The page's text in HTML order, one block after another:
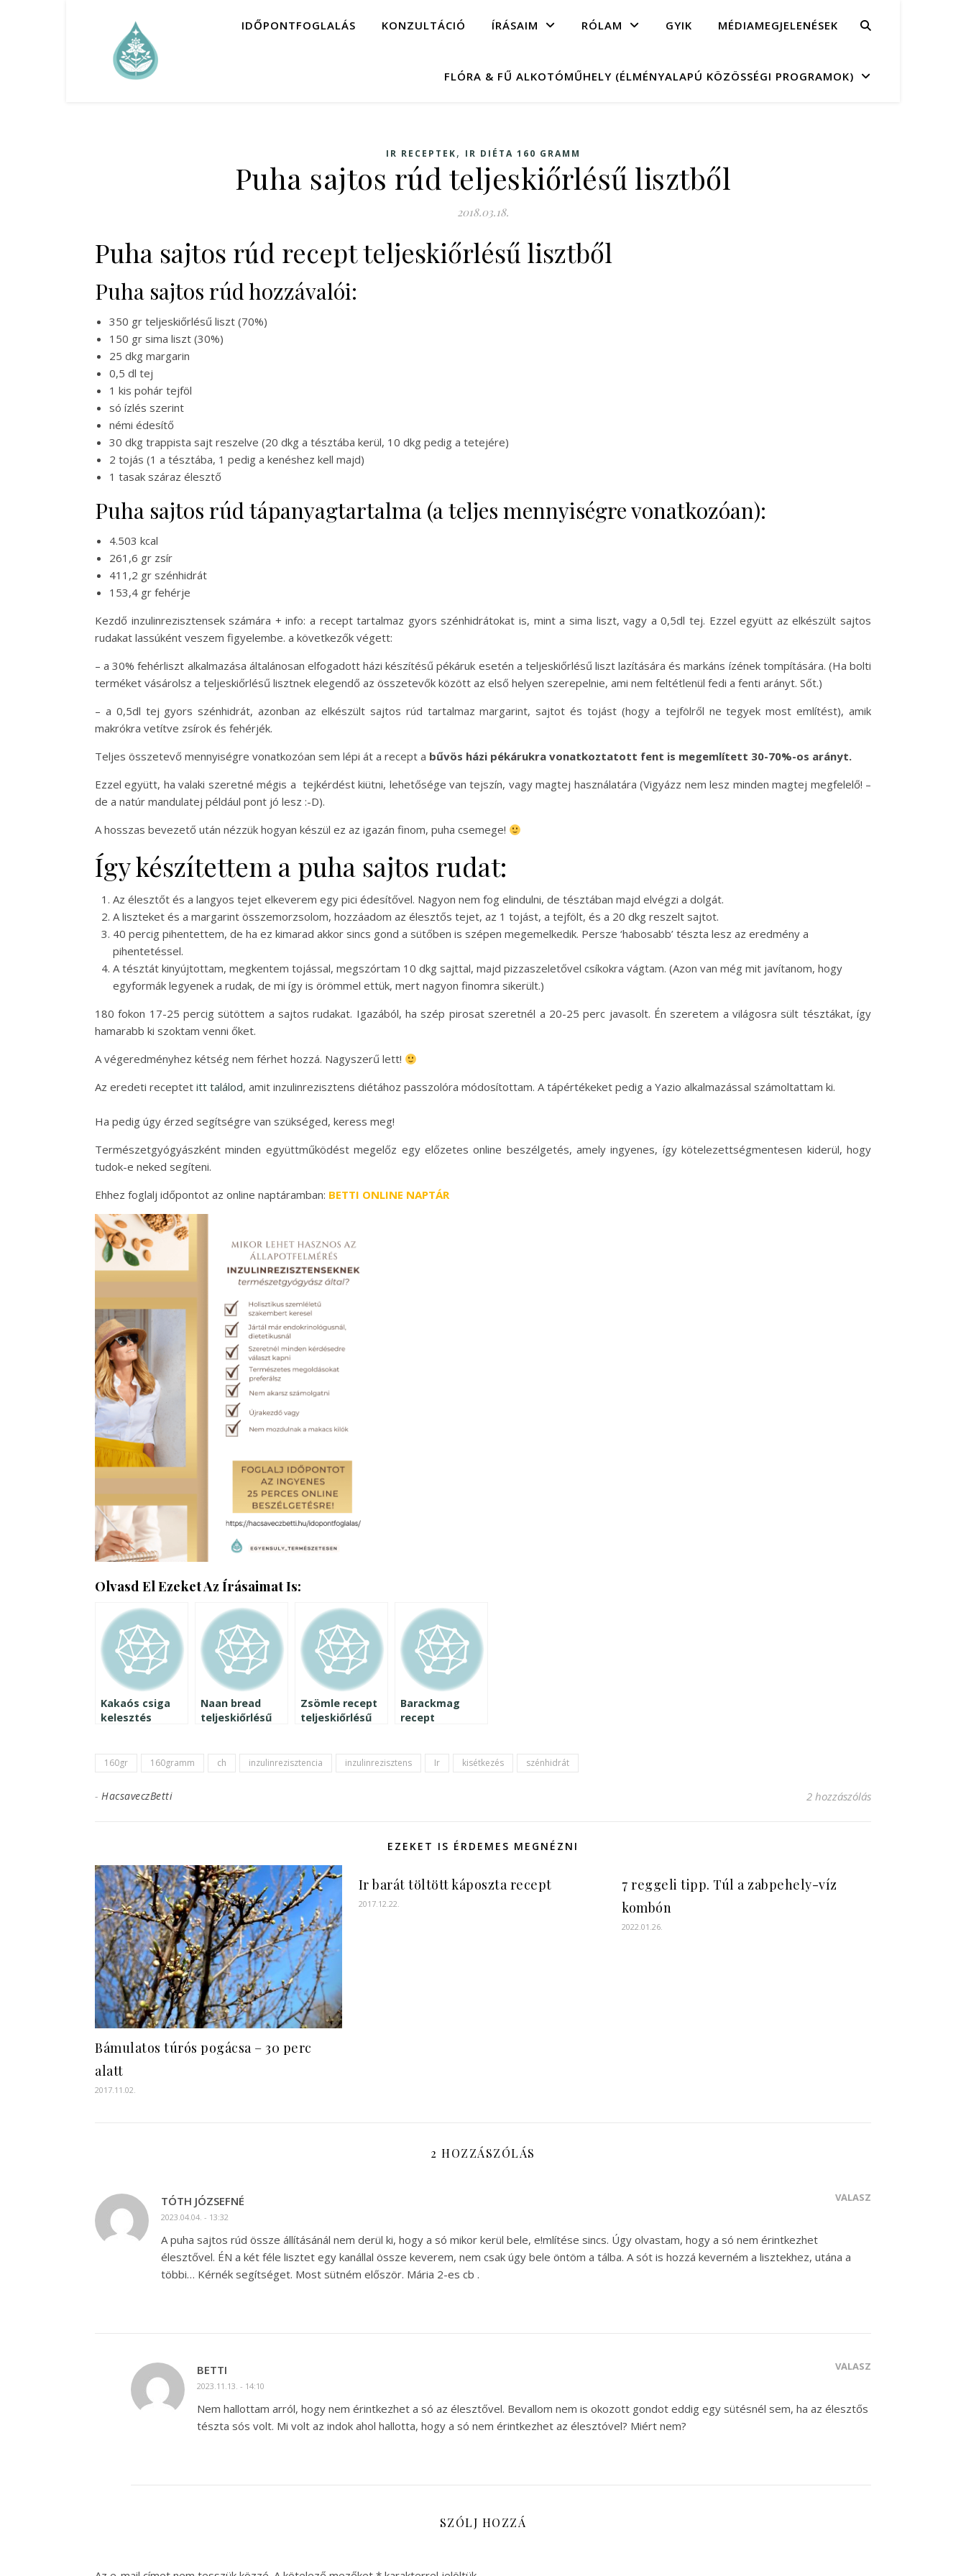
IDŐPONTFOGLALÁS KONZULTÁCIÓ ÍRÁSAIM RÓLAM GYIK MÉDIAMEGJELENÉSEK
FLÓRA & FŰ ALKOTÓMŰHELY (ÉLMÉNYALAPÚ KÖZÖSSÉGI PROGRAMOK)
IR RECEPTEK, IR DIÉTA 160 GRAMM
Puha sajtos rúd teljeskiőrlésű lisztből
2018.03.18.
Puha sajtos rúd recept teljeskiőrlésű lisztből
Puha sajtos rúd hozzávalói:
350 gr teljeskiőrlésű liszt (70%)
150 gr sima liszt (30%)
25 dkg margarin
0,5 dl tej
1 kis pohár tejföl
só ízlés szerint
némi édesítő
30 dkg trappista sajt reszelve (20 dkg a tésztába kerül, 10 dkg pedig a tetejére)
2 tojás (1 a tésztába, 1 pedig a kenéshez kell majd)
1 tasak száraz élesztő
Puha sajtos rúd tápanyagtartalma (a teljes mennyiségre vonatkozóan):
4.503 kcal
261,6 gr zsír
411,2 gr szénhidrát
153,4 gr fehérje
Kezdő inzulinrezisztensek számára + info: a recept tartalmaz gyors szénhidrátokat is, mint a sima liszt, vagy a 0,5dl tej. Ezzel együtt az elkészült sajtos
rudakat lassúként veszem figyelembe. a következők végett:
– a 30% fehérliszt alkalmazása általánosan elfogadott házi készítésű pékáruk esetén a teljeskiőrlésű liszt lazítására és markáns ízének tompítására. (Ha bolti
terméket vásárolsz a teljeskiőrlésű lisztnek elegendő az összetevők között az első helyen szerepelnie, ami nem feltétlenül fedi a fenti arányt. Sőt.)
– a 0,5dl tej gyors szénhidrát, azonban az elkészült sajtos rúd tartalmaz margarint, sajtot és tojást (hogy a tejfölről ne tegyek most említést), amik
makrókra vetítve zsírok és fehérjék.
Teljes összetevő mennyiségre vonatkozóan sem lépi át a recept a bűvös házi pékárukra vonatkoztatott fent is megemlített 30-70%-os arányt.
Ezzel együtt, ha valaki szeretné mégis a tejkérdést kiütni, lehetősége van tejszín, vagy magtej használatára (Vigyázz nem lesz minden magtej megfelelő! –
de a natúr mandulatej például pont jó lesz :-D).
A hosszas bevezető után nézzük hogyan készül ez az igazán finom, puha csemege!
Így készítettem a puha sajtos rudat:
Az élesztőt és a langyos tejet elkeverem egy pici édesítővel. Nagyon nem fog elindulni, de tésztában majd elvégzi a dolgát.
A liszteket és a margarint összemorzsolom, hozzáadom az élesztős tejet, az 1 tojást, a tejfölt, és a 20 dkg reszelt sajtot.
40 percig pihentettem, de ha ez kimarad akkor sincs gond a sütőben is szépen megemelkedik. Persze ‘habosabb’ tészta lesz az eredmény a
pihentetéssel.
A tésztát kinyújtottam, megkentem tojással, megszórtam 10 dkg sajttal, majd pizzaszeletővel csíkokra vágtam. (Azon van még mit javítanom, hogy
egyformák legyenek a rudak, de mi így is örömmel ettük, mert nagyon finomra sikerült.)
180 fokon 17-25 percig sütöttem a sajtos rudakat. Igazából, ha szép pirosat szeretnél a 20-25 perc javasolt. Én szeretem a világosra sült tésztákat, így
hamarabb ki szoktam venni őket.
A végeredményhez kétség nem férhet hozzá. Nagyszerű lett!
Az eredeti receptet itt találod, amit inzulinrezisztens diétához passzolóra módosítottam. A tápértékeket pedig a Yazio alkalmazással számoltattam ki.
Ha pedig úgy érzed segítségre van szükséged, keress meg!
Természetgyógyászként minden együttműködést megelőz egy előzetes online beszélgetés, amely ingyenes, így kötelezettségmentesen kiderül, hogy
tudok-e neked segíteni.
Ehhez foglalj időpontot az online naptáramban: BETTI ONLINE NAPTÁR
Olvasd El Ezeket Az Írásaimat Is:
Kakaós csiga
kelesztés
lisztből
Naan bread
teljeskiőrlésű
Zsömle recept
teljeskiőrlésű
Barackmag
recept
160gr 160gramm ch inzulinrezisztencia inzulinrezisztens Ir kisétkezés szénhidrát
- HacsaveczBetti 2 hozzászólás
EZEKET IS ÉRDEMES MEGNÉZNI
Bámulatos túrós pogácsa – 30 perc
alatt
2017.11.02.
Ir barát töltött káposzta recept
2017.12.22.
7 reggeli tipp. Túl a zabpehely-víz
kombón
2022.01.26.
2 HOZZÁSZÓLÁS
TÓTH JÓZSEFNÉ
2023.04.04. - 13:32
VÁLASZ
A puha sajtos rúd össze állításánál nem derül ki, hogy a só mikor kerül bele, e!mlítése sincs. Úgy olvastam, hogy a só nem érintkezhet
élesztővel. ÉN a két féle lisztet egy kanállal össze keverem, nem csak úgy bele öntöm a tálba. A sót is hozzá keverném a lisztekhez, utána a
többi… Kérnék segítséget. Most sütném először. Mária 2-es cb .
BETTI
2023.11.13. - 14:10
VÁLASZ
Nem hallottam arról, hogy nem érintkezhet a só az élesztővel. Bevallom nem is okozott gondot eddig egy sütésnél sem, ha az élesztős
tészta sós volt. Mi volt az indok ahol hallotta, hogy a só nem érintkezhet az élesztóvel? Miért nem?
SZÓLJ HOZZÁ